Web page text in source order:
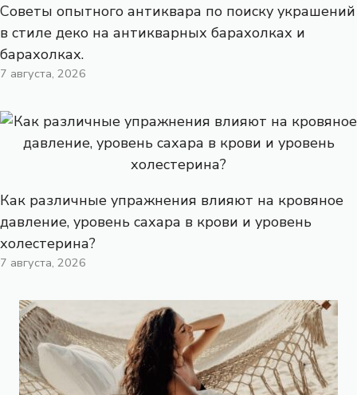
Советы опытного антиквара по поиску украшений
в стиле деко на антикварных барахолках и
барахолках.
7 августа, 2026
Как различные упражнения влияют на кровяное
давление, уровень сахара в крови и уровень
холестерина?
7 августа, 2026